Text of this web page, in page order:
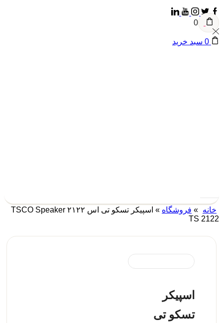
0
0 سبد خرید
خانه »فروشگاه»
اسپیکر تسکو تی اس ۲۱۲۲ TSCO Speaker
TS 2122
اسپیکر
تسکو تی